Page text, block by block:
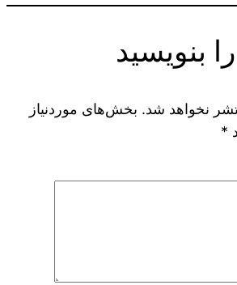
بنویسید
نخواهد شد. بخش‌های موردنیاز
*